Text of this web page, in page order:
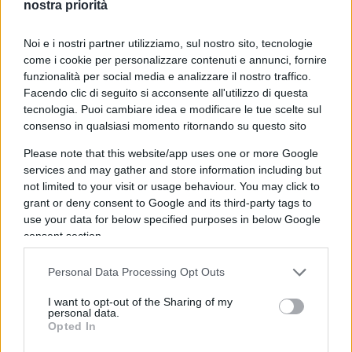
nostra priorità
Noi e i nostri partner utilizziamo, sul nostro sito, tecnologie
come i cookie per personalizzare contenuti e annunci, fornire
funzionalità per social media e analizzare il nostro traffico.
Facendo clic di seguito si acconsente all'utilizzo di questa
tecnologia. Puoi cambiare idea e modificare le tue scelte sul
consenso in qualsiasi momento ritornando su questo sito
Please note that this website/app uses one or more Google
services and may gather and store information including but
not limited to your visit or usage behaviour. You may click to
grant or deny consent to Google and its third-party tags to
use your data for below specified purposes in below Google
consent section.
Personal Data Processing Opt Outs
I want to opt-out of the Sharing of my
personal data.
Opted In
calciatore (ho 35 anni di esperienza e non trovo lavoro ma
città) che vive nella sua tenuta sulle colline… e che gli frega
di che succede in da city?
Rispondi
3 Giugno 2026, 18:52 18:52
Per lui sicuramente non lo è visto che vive sul pianeta
Papalla.
Ardiccio RIZZA
3 Giugno 2026, 18:41 18:41